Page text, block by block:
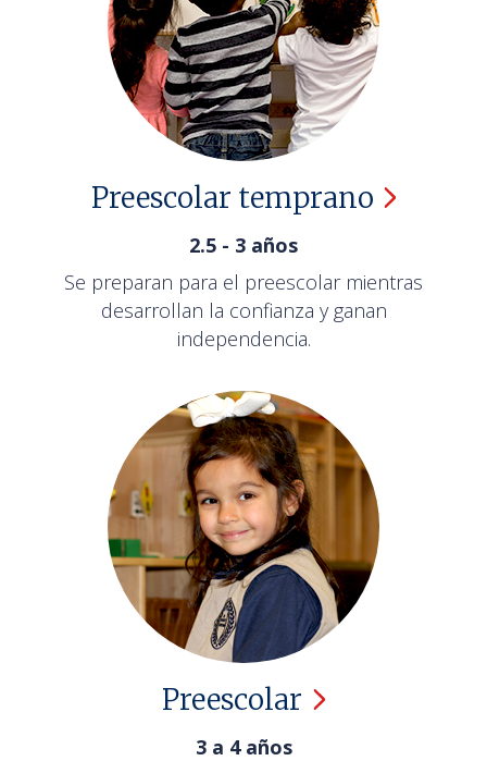
Preescolar temprano
2.5 - 3 años
Se preparan para el preescolar mientras
desarrollan la confianza y ganan
independencia.
Preescolar
3 a 4 años